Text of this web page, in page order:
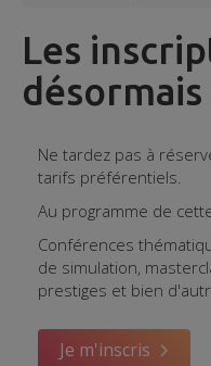
Les
Ne tardez pas à
tarifs préférentiels.
Au programme de
Conférences
de simulation,
prestiges et bien
Je m'inscris